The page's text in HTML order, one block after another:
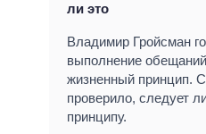
ли это
Владимир Гройсман
выполнение обещаний
жизненный принцип.
проверило, следует
принципу.